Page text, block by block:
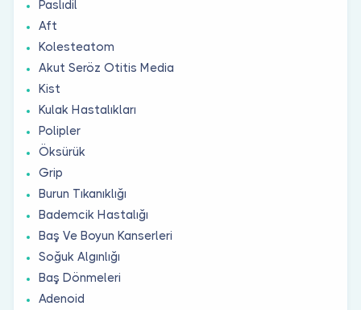
Paslıdil
Aft
Kolesteatom
Akut Seröz Otitis Media
Kist
Kulak Hastalıkları
Polipler
Öksürük
Grip
Burun Tıkanıklığı
Bademcik Hastalığı
Baş Ve Boyun Kanserleri
Soğuk Algınlığı
Baş Dönmeleri
Adenoid